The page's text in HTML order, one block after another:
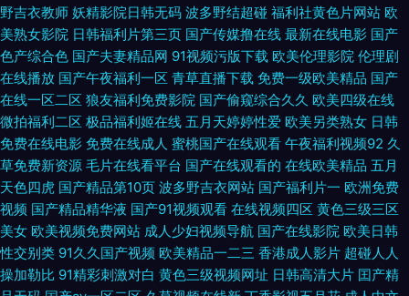
精品 国产久久伊人久久 九九伊人大国产 免费91小视频 91视频海角 性爱日本
美妇小视频 欧美亚洲日韩国产校园 AV密臀 91超碰成人在线 老湿机午夜观看
91九色蝌蚪 伪娘撸射每日大赛 国产插入内射a片 蜜桃av电影天堂网 欧美成
人平台 91乱子伦国产精 香蕉视频影院 国产一区不卡 欧美色图狠狠撸 欧美性
交电影在线观看 97视频青青 桃桃成人综合网 久久国产伊人超碰 51av网 精
品一区二区无码 69片福利在线 日韩无码久久 成人免费在线 超鹏人人操 伦理
野吉衣教师 妖精影院日韩无码 波多野结超碰 福利社黄色片网站 欧
美熟女影院 日韩福利片第三页 国产传媒撸在线 最新在线电影 国产
色产综合色 国产夫妻精品网 91视频污版下载 欧美伦理影院 伦理剧
在线播放 国产午夜福利一区 青草直播下载 免费一级欧美精品 国产
在线一区二区 狼友福利免费影院 国产偷窥综合久久 欧美四级在线
微拍福利二区 极品福利姬在线 五月天婷婷性爱 欧美另类熟女 日韩
免费在线电影 免费在线成人 蜜桃国产在线观看 午夜福利视频92 久
草免费新资源 毛片在线看平台 国产在线观看的 在线欧美精品 五月
天色四虎 国产精品第10页 波多野吉衣网站 国产福利片一 欧洲免费
视频 国产精品精华液 国产91视频观看 在线视频四区 黄色三级三区
美女 欧美视频免费网站 成人少妇视频导航 国产在线影院 欧美日韩
性交别类 91久久国产视频 欧美精品一二三 香港成人影片 超碰人人
操加勒比 91精彩刺激对白 黄色三级视频网址 日韩高清大片 囯产精